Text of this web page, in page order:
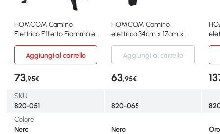
HOMCOM Camino
Elettrico Effetto Fiamma e
HOMCOM Camino
elettrico 34cm x 17cm x
Aggiungi al carrello
Aggiungi al carrello
73,95€ 63,95€
SKU
820-051
820-065
Colore
Nero
Nero
Oro